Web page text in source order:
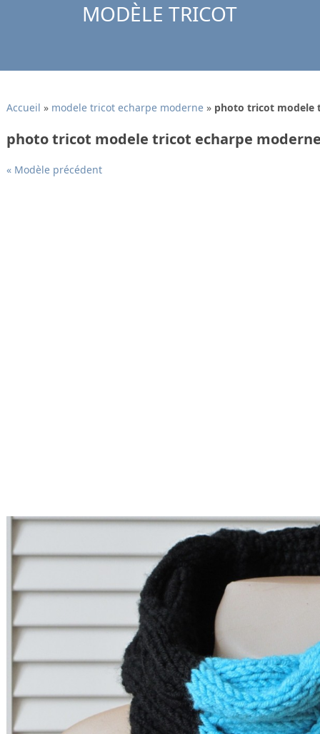
MODÈLE TRICOT
Accueil » modele tricot echarpe moderne» photo tricot modele
photo tricot modele tricot echarpe
« Modèle précédent